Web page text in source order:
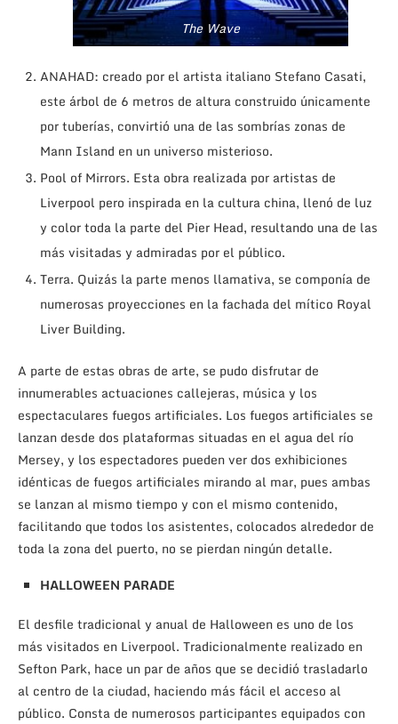
The Wave
ANAHAD: creado por el artista italiano Stefano Casati,
este árbol de 6 metros de altura construido únicamente
por tuberías, convirtió una de las sombrías zonas de
Mann Island en un universo misterioso.
Pool of Mirrors. Esta obra realizada por artistas de
Liverpool pero inspirada en la cultura china, llenó de luz
y color toda la parte del Pier Head, resultando una de las
más visitadas y admiradas por el público.
Terra. Quizás la parte menos llamativa, se componía de
numerosas proyecciones en la fachada del mítico Royal
Liver Building.
A parte de estas obras de arte, se pudo disfrutar de
innumerables actuaciones callejeras, música y los
espectaculares fuegos artificiales. Los fuegos artificiales se
lanzan desde dos plataformas situadas en el agua del río
Mersey, y los espectadores pueden ver dos exhibiciones
idénticas de fuegos artificiales mirando al mar, pues ambas
se lanzan al mismo tiempo y con el mismo contenido,
facilitando que todos los asistentes, colocados alrededor de
toda la zona del puerto, no se pierdan ningún detalle.
HALLOWEEN PARADE
El desfile tradicional y anual de Halloween es uno de los
más visitados en Liverpool. Tradicionalmente realizado en
Sefton Park, hace un par de años que se decidió trasladarlo
al centro de la ciudad, haciendo más fácil el acceso al
público. Consta de numerosos participantes equipados con